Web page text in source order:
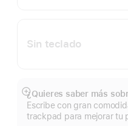
Sin teclado
¿Quieres saber más
Escribe con gran
trackpad para mejorar tu
Mostrar
más